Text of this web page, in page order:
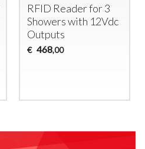
RFID Reader for 3
Showers with 12Vdc
Outputs
€ 468,00